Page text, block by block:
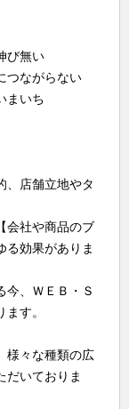
び無い
つながらない
まいち
、店舗立地やタ
会社や商品のブ
る効果がありま
今、ＷＥＢ・Ｓ
す。
様々な種類の広
だいておりま